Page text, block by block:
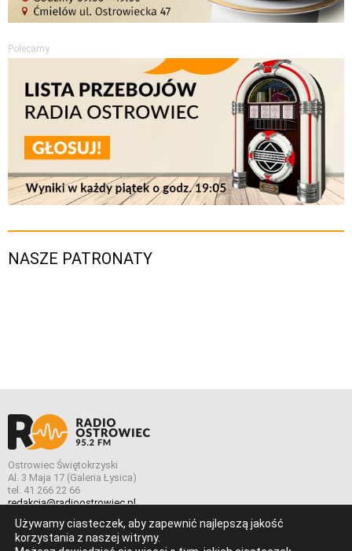
Polecamy
NASZE PATRONATY
Ostrowiec Świętokrzyski
Al. 3 Maja 17 (Galeria Łysica)
tel. 41 266 22 66
redakcja@radioostrowiec.pl
Używamy ciasteczek, aby zapewnić najlepszą jakość
korzystania z naszej witryny.